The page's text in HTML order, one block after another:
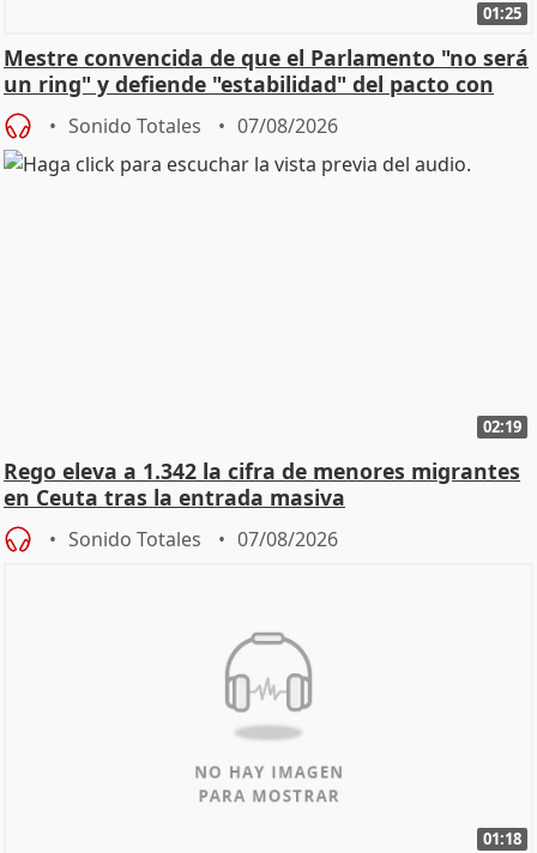
01:25
Mestre convencida de que el Parlamento "no será
un ring" y defiende "estabilidad" del pacto con
Vox
Sonido Totales 07/08/2026
02:19
Rego eleva a 1.342 la cifra de menores migrantes
en Ceuta tras la entrada masiva
Sonido Totales 07/08/2026
01:18